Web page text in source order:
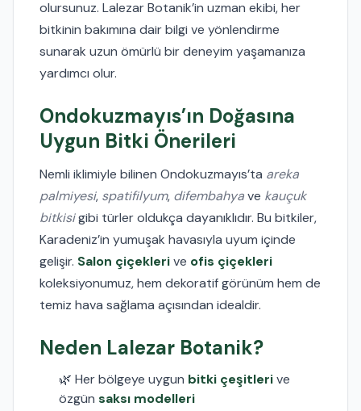
olursunuz. Lalezar Botanik’in uzman ekibi, her
bitkinin bakımına dair bilgi ve yönlendirme
sunarak uzun ömürlü bir deneyim yaşamanıza
yardımcı olur.
Ondokuzmayıs’ın Doğasına
Uygun Bitki Önerileri
Nemli iklimiyle bilinen Ondokuzmayıs’ta areka
palmiyesi, spatifilyum, difembahyave kauçuk
bitkisigibi türler oldukça dayanıklıdır. Bu bitkiler,
Karadeniz’in yumuşak havasıyla uyum içinde
gelişir. Salon çiçeklerive ofis çiçekleri
koleksiyonumuz, hem dekoratif görünüm hem de
temiz hava sağlama açısından idealdir.
Neden Lalezar Botanik?
🌿 Her bölgeye uygun bitki çeşitlerive
özgün saksı modelleri